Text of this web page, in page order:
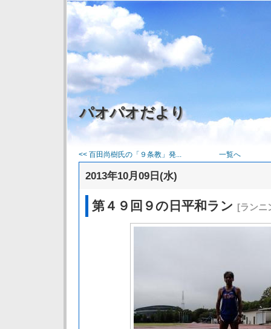
パオパオだより
<< 百田尚樹氏の「９条教」発... 一覧へ
2013年10月09日(水)
第４９回９の日平和ラン [ランニ